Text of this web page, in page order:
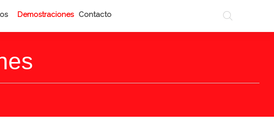
Demostraciones Contacto